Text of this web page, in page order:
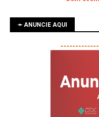
➛ ANUNCIE AQUI